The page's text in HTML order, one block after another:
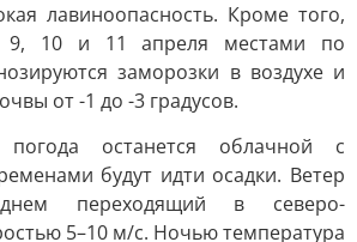
лавиноопасность. Кроме того,
10 и 11 апреля местами по
заморозки в воздухе и
от -1 до -3 градусов.
останется облачной с
будут идти осадки. Ветер
днем переходящий в северо-
5–10 м/с. Ночью температура